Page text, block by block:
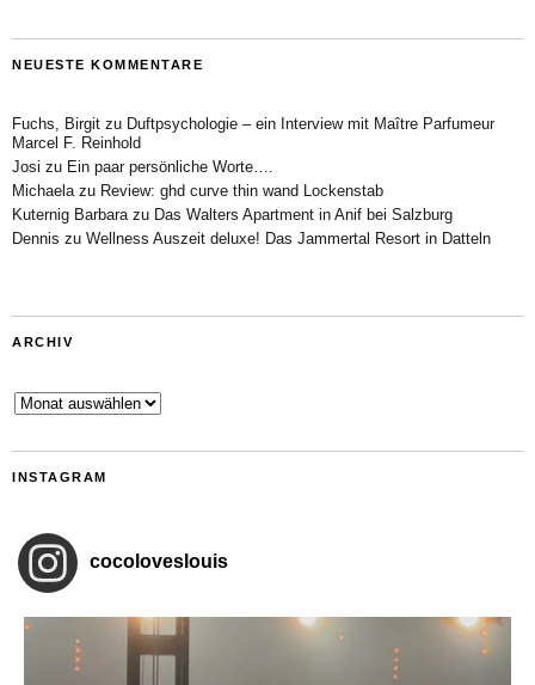
NEUESTE KOMMENTARE
Fuchs, Birgit zu Duftpsychologie – ein Interview mit Maître Parfumeur
Marcel F. Reinhold
Josi zu Ein paar persönliche Worte….
Michaela zu Review: ghd curve thin wand Lockenstab
Kuternig Barbara zu Das Walters Apartment in Anif bei Salzburg
Dennis zu Wellness Auszeit deluxe! Das Jammertal Resort in Datteln
ARCHIV
Archiv
INSTAGRAM
cocoloveslouis